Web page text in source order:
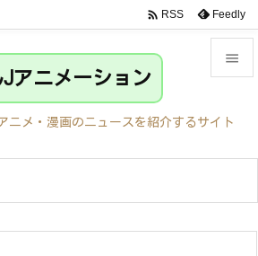

サイド
前へ

 RSS Feedly
Jアニメーション
ニメ・漫画のニュースを紹介するサイト